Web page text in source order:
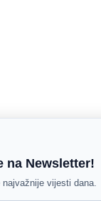
na Newsletter!
najvažnije vijesti dana.